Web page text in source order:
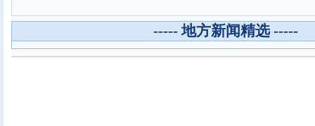
----- 地方新闻精选 -----